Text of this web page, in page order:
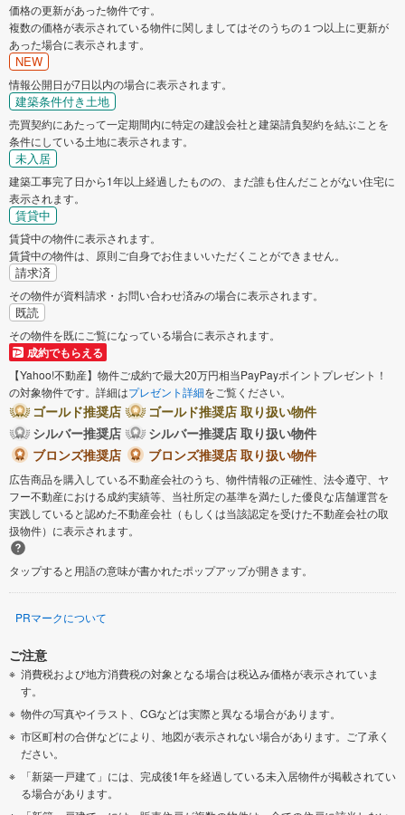
価格の更新があった物件です。
複数の価格が表示されている物件に関しましてはそのうちの１つ以上に更新が
あった場合に表示されます。
NEW
情報公開日が7日以内の場合に表示されます。
建築条件付き土地
売買契約にあたって一定期間内に特定の建設会社と建築請負契約を結ぶことを
条件にしている土地に表示されます。
未入居
建築工事完了日から1年以上経過したものの、まだ誰も住んだことがない住宅に
表示されます。
賃貸中
賃貸中の物件に表示されます。
賃貸中の物件は、原則ご自身でお住まいいただくことができません。
請求済
その物件が資料請求・お問い合わせ済みの場合に表示されます。
既読
その物件を既にご覧になっている場合に表示されます。
成約でもらえる
【Yahoo!不動産】物件ご成約で最大20万円相当PayPayポイントプレゼント！
の対象物件です。詳細はプレゼント詳細をご覧ください。
ゴールド推奨店
ゴールド推奨店 取り扱い物件
シルバー推奨店
シルバー推奨店 取り扱い物件
ブロンズ推奨店
ブロンズ推奨店 取り扱い物件
広告商品を購入している不動産会社のうち、物件情報の正確性、法令遵守、ヤ
フー不動産における成約実績等、当社所定の基準を満たした優良な店舗運営を
実践していると認めた不動産会社（もしくは当該認定を受けた不動産会社の取
扱物件）に表示されます。
タップすると用語の意味が書かれたポップアップが開きます。
PRマークについて
ご注意
消費税および地方消費税の対象となる場合は税込み価格が表示されていま
す。
物件の写真やイラスト、CGなどは実際と異なる場合があります。
市区町村の合併などにより、地図が表示されない場合があります。ご了承く
ださい。
「新築一戸建て」には、完成後1年を経過している未入居物件が掲載されてい
る場合があります。